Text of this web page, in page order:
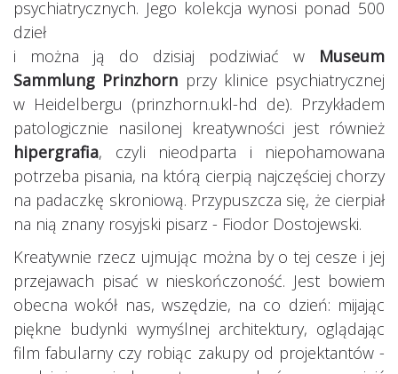
psychiatrycznych. Jego kolekcja wynosi ponad 500
dzieł
i można ją do dzisiaj podziwiać w Museum
Sammlung Prinzhorn przy klinice psychiatrycznej
w Heidelbergu (prinzhorn.ukl-hd de). Przykładem
patologicznie nasilonej kreatywności jest również
hipergrafia, czyli nieodparta i niepohamowana
potrzeba pisania, na którą cierpią najczęściej chorzy
na padaczkę skroniową. Przypuszcza się, że cierpiał
na nią znany rosyjski pisarz - Fiodor Dostojewski.
Kreatywnie rzecz ujmując można by o tej cesze i jej
przejawach pisać w nieskończoność. Jest bowiem
obecna wokół nas, wszędzie, na co dzień: mijając
piękne budynki wymyślnej architektury, oglądając
film fabularny czy robiąc zakupy od projektantów -